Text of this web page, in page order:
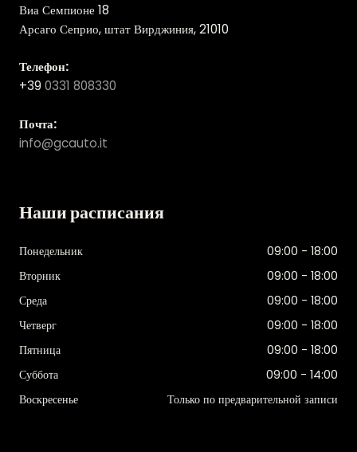
Виа Семпионе 18
Арсаго Сеприо, штат Вирджиния, 21010
Телефон:
+39 0331 808330
Почта:
info@gcauto.it
Наши расписания
Понедельник
09:00 - 18:00
Вторник
09:00 - 18:00
Среда
09:00 - 18:00
Четверг
09:00 - 18:00
Пятница
09:00 - 18:00
Суббота
09:00 - 14:00
Воскресенье
Только по предварительной записи